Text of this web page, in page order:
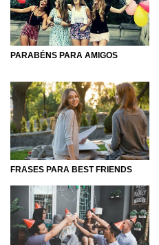
PARABÉNS PARA AMIGOS
FRASES PARA BEST FRIENDS